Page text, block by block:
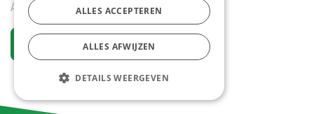
Actief
Vraag een account aan
ALLES ACCEPTEREN
ALLES AFWIJZEN
DETAILS WEERGEVEN